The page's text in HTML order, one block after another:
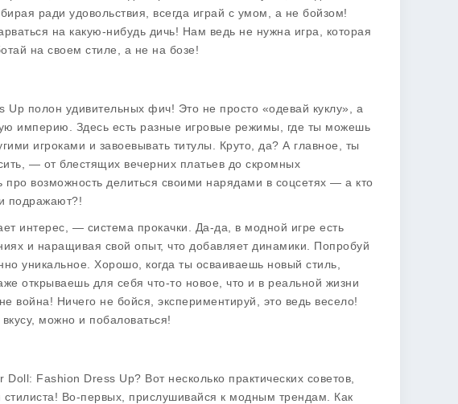
ради удовольствия, всегда играй с умом, а не бойзом!
на какую-нибудь дичь! Нам ведь не нужна игра, которая
на своем стиле, а не на бозе!
Up полон удивительных фич! Это не просто «одевай куклу», а
империю. Здесь есть разные игровые режимы , где ты можешь
игроками и завоевывать титулы. Круто, да? А главное, ты
— от блестящих вечерних платьев до скромных
возможность делиться своими нарядами в соцсетях — а кто
подражают?!
интерес, — система прокачки. Да-да, в модной игре есть
и наращивая свой опыт, что добавляет динамики. Попробуй
уникальное. Хорошо, когда ты осваиваешь новый стиль,
открываешь для себя что-то новое, что и в реальной жизни
Ничего не бойся, экспериментируй, это ведь весело!
можно и побаловаться!
Fashion Dress Up? Вот несколько практических советов,
стилиста! Во-первых, прислушивайся к модным трендам. Как